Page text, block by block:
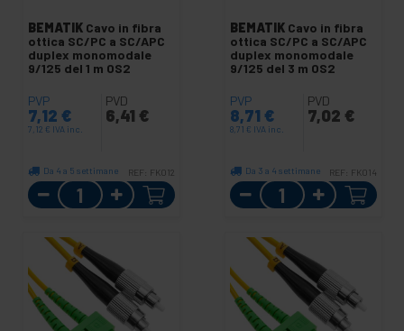
BEMATIK Cavo in fibra
ottica SC/PC a SC/APC
duplex monomodale
9/125 del 1 m OS2
PVP
7,12 €
7,12 € IVA inc.
PVD
6,41 €
Da 4 a 5 settimane REF: FK012
Quantità
BEMATIK Cavo in fibra
ottica SC/PC a SC/APC
duplex monomodale
9/125 del 3 m OS2
PVP
8,71 €
8,71 € IVA inc.
PVD
7,02 €
Da 3 a 4 settimane REF: FK014
Quantità